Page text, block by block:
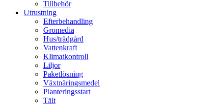
Tillbehör
Utrustning
Efterbehandling
Gromedia
Hus/trädgård
Vattenkraft
Klimatkontroll
Liljor
Paketlösning
Växtnäringsmedel
Planteringsstart
Tält